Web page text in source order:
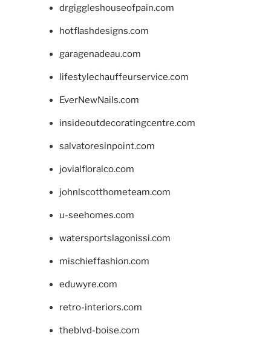
drgiggleshouseofpain.com
hotflashdesigns.com
garagenadeau.com
lifestylechauffeurservice.com
EverNewNails.com
insideoutdecoratingcentre.com
salvatoresinpoint.com
jovialfloralco.com
johnlscotthometeam.com
u-seehomes.com
watersportslagonissi.com
mischieffashion.com
eduwyre.com
retro-interiors.com
theblvd-boise.com